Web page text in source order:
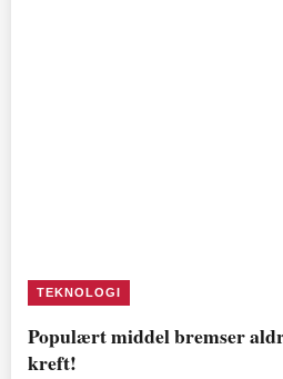
TEKNOLOGI
Populært middel bremser
kreft!